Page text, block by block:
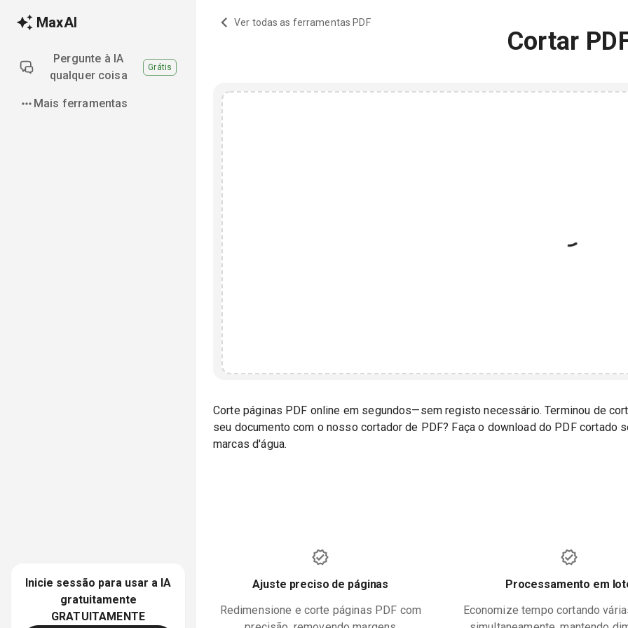
MaxAI
Pergunte à IA
qualquer coisa
Grátis
Mais ferramentas
Inicie sessão para usar a IA
gratuitamente
GRATUITAMENTE
Ver todas as ferramentas PDF
Cortar
Corte páginas PDF online em segundos—sem registo necessário. Terminou de
seu documento com o nosso cortador de PDF? Faça o download do PDF cortado
marcas d'água.
Ajuste preciso de páginas
Redimensione e corte páginas PDF com
Processamento em
Economize tempo cortando